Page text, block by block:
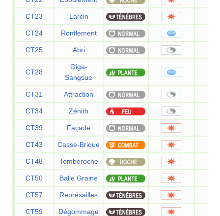
CT23 Larcin
CT24 Ronflement
CT25 Abri
CT28
Giga-
Sangsue
CT31 Attraction
CT34 Zénith
CT39 Façade
CT43 Casse-Brique
CT48 Tomberoche
CT50 Balle Graine
CT57 Représailles
CT59 Dégommage